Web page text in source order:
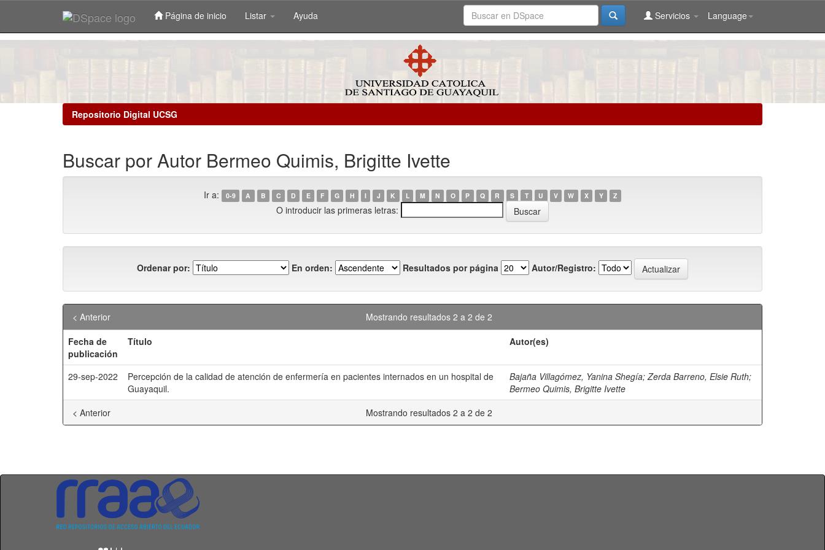
Página de inicio Listar Ayuda Language
Servicios
Repositorio Digital UCSG
Buscar por Autor Bermeo Quimis, Brigitte Ivette
Ir a: 0-9 A B C D E F G H I J K L M N O P Q R S T U V W X Y Z
O introducir las primeras letras:
Ordenar por: En orden: Resultados por página Autor/Registro:
Mostrando resultados 2 a 2 de 2
< Anterior
Fecha de
publicación
Título Autor(es)
29-sep-2022
Percepción de la calidad de atención de enfermería en pacientes internados en un hospital de
Guayaquil.
Bajaña Villagómez, Yanina Shegía;Zerda Barreno, Elsie Ruth;
Bermeo Quimis, Brigitte Ivette
Mostrando resultados 2 a 2 de 2
< Anterior